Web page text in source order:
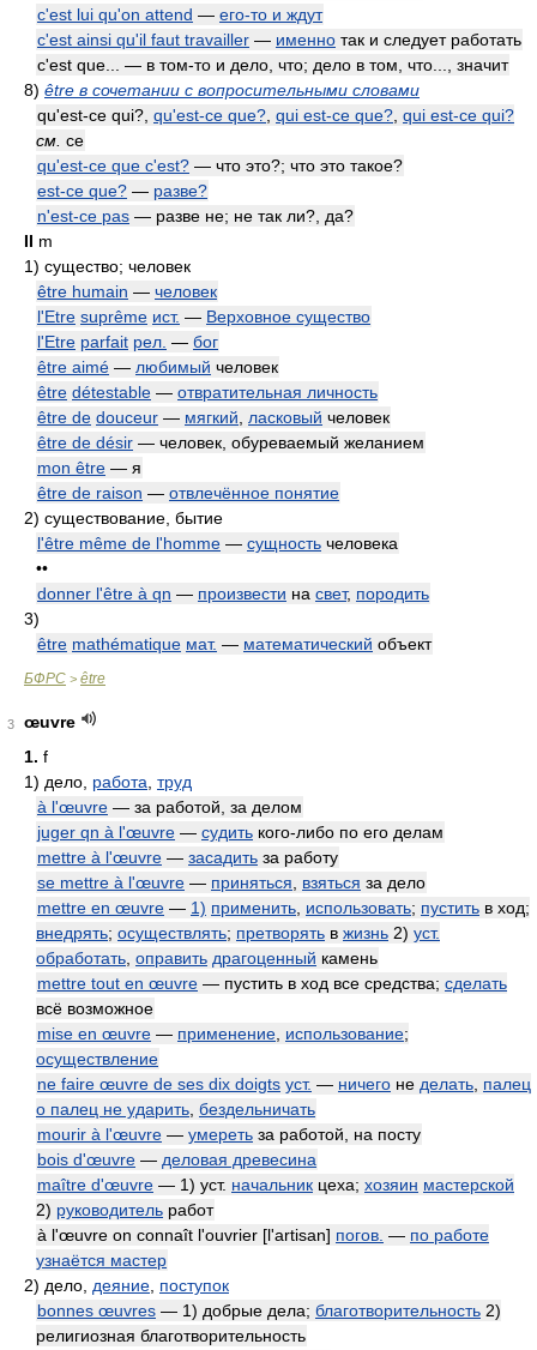
c'est lui qu'on attend — его-то и ждут
c'est ainsi qu'il faut travailler — именно так и следует работать
c'est que... — в том-то и дело, что; дело в том, что..., значит
8) être в сочетании с вопросительными словами
qu'est-ce qui?, qu'est-ce que? qui est-ce que? qui est-ce qui?
см. ce
qu'est-ce que c'est? — что это?; что это такое?
est-ce que? — разве?
n'est-ce pas — разве не; не так ли?, да?
II m
1) существо; человек
être humain — человек
l'Etre suprême ист. — Верховное существо
l'Etre parfait рел. — бог
être aimé — любимый человек
être détestable — отвратительная личность
être de douceur — мягкий ласковый человек
être de désir — человек, обуреваемый желанием
mon être — я
être de raison — отвлечённое понятие
2) существование, бытие
l'être même de l'homme — сущность человека
••
donner l'être à qn — произвести на свет, породить
3)
être mathématique мат. — математический объект
БФРС > être
3
œuvre
1. f
1) дело, работа труд
à l'œuvre — за работой, за делом
juger qn à l'œuvre — судить кого-либо по его делам
mettre à l'œuvre — засадить за работу
se mettre à l'œuvre — приняться взяться за дело
mettre en œuvre — 1) применить использовать; пустить в ход;
внедрять; осуществлять; претворять в жизнь 2) уст.
обработать оправить драгоценный камень
mettre tout en œuvre — пустить в ход все средства; сделать
всё возможное
mise en œuvre — применение использование;
осуществление
ne faire œuvre de ses dix doigts уст. — ничего не делать палец
о палец не ударить бездельничать
mourir à l'œuvre — умереть за работой, на посту
bois d'œuvre — деловая древесина
maître d'œuvre — 1) уст. начальник цеха; хозяин мастерской
2) руководитель работ
à l'œuvre on connaît l'ouvrier [l'artisan] погов. — по работе
узнаётся мастер
2) дело, деяние поступок
bonnes œuvres — 1) добрые дела; благотворительность 2)
религиозная благотворительность